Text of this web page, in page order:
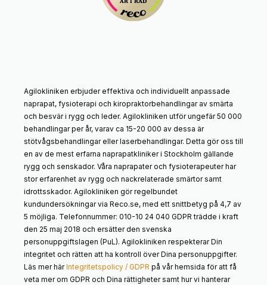
Agilokliniken erbjuder effektiva och individuellt anpassade
naprapat, fysioterapi och kiropraktorbehandlingar av smärta
och besvär i rygg och leder. Agilokliniken utför ungefär 50 000
behandlingar per år, varav ca 15-20 000 av dessa är
stötvågsbehandlingar eller laserbehandlingar. Detta gör oss till
en av de mest erfarna naprapatkliniker i Stockholm gällande
rygg och senskador. Våra naprapater och fysioterapeuter har
stor erfarenhet av rygg och nackrelaterade smärtor samt
idrottsskador. Agilokliniken gör regelbundet
kundundersökningar via Reco.se, med ett snittbetyg på 4,7 av
5 möjliga. Telefonnummer: 010-10 24 040 GDPR trädde i kraft
den 25 maj 2018 och ersätter den svenska
personuppgiftslagen (PuL). Agilokliniken respekterar Din
integritet och rätten att ha kontroll över Dina personuppgifter.
Läs mer härIntegritetspolicy / GDPR på vår hemsida för att få
veta mer om GDPR och Dina rättigheter samt hur vi hanterar